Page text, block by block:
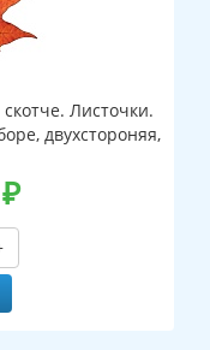
Листочки.
двухстороняя,
₽